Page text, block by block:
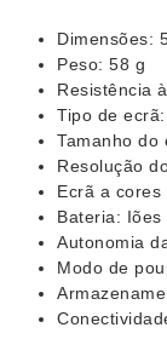
Dimensões:
Peso: 58 g
Resistência
Tipo de
Tamanho do
Resolução
Ecrã a cores
Bateria:
Autonomia
Modo de